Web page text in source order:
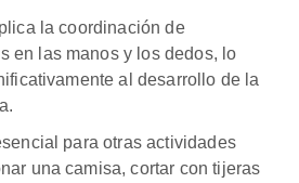
la coordinación de
en las manos y los dedos, lo
al desarrollo de la
para otras actividades
una camisa, cortar con tijeras